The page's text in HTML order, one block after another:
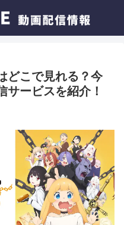
どこで見れる？今
サービスを紹介！